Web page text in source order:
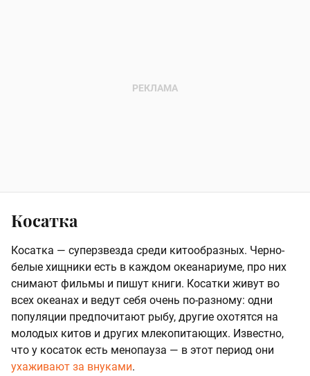
Косатка
Косатка — суперзвезда среди китообразных. Черно-
белые хищники есть в каждом океанариуме, про них
снимают фильмы и пишут книги. Косатки живут во
всех океанах и ведут себя очень по-разному: одни
популяции предпочитают рыбу, другие охотятся на
молодых китов и других млекопитающих. Известно,
что у косаток есть менопауза — в этот период они
ухаживают за внуками.